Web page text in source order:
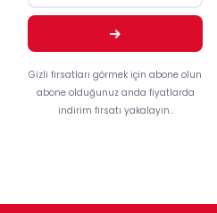
Gizli fırsatları görmek için abone olun
abone olduğunuz anda fiyatlarda
indirim fırsatı yakalayın..